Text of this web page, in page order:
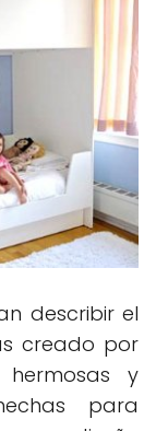
describir el
creado por
y
para